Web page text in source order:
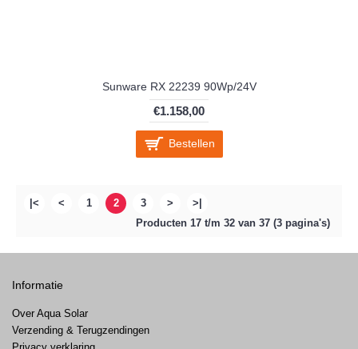
Sunware RX 22239 90Wp/24V
€1.158,00
Bestellen
|< < 1 2 3 >
>|
Producten 17 t/m 32 van 37 (3 pagina's)
Informatie
Over Aqua Solar
Verzending & Terugzendingen